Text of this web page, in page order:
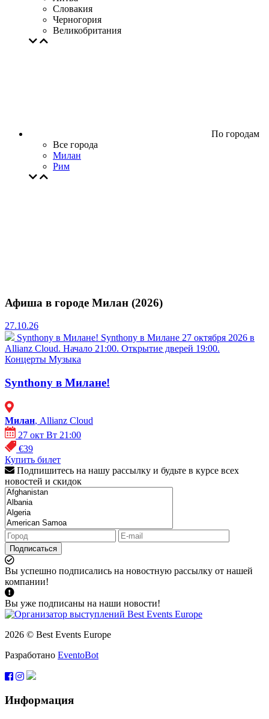
Словакия
Черногория
Великобритания
По городам
Все города
Милан
Рим
Афиша в городе Милан (2026)
27.10.26
Synthony в Милане! Synthony в Милане 27 октября 2026 в
Allianz Cloud. Начало 21:00. Открытие дверей 19:00.
Концерты Музыка
Synthony в Милане!
Милан, Allianz Cloud
27 окт Вт 21:00
€39
Купить билет
Подпишитесь на нашу рассылку и будьте в курсе всех
новостей и скидок
Подписаться
Вы успешно подписались на новостную рассылку от нашей
компании!
Вы уже подписаны на наши новости!
2026 © Best Events Europe
Разработано EventoBot
Информация